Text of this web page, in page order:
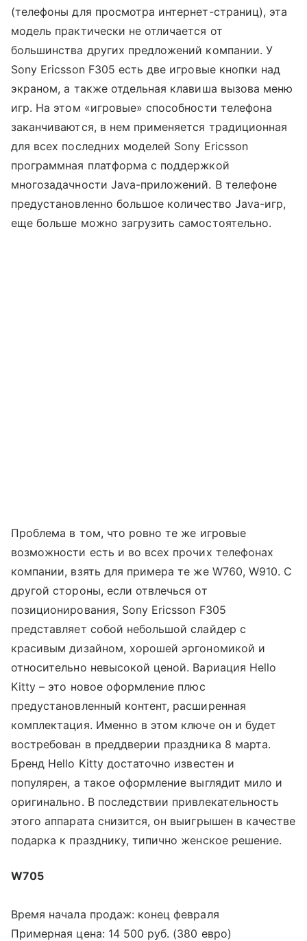
(телефоны для просмотра интернет-страниц), эта
модель практически не отличается от
большинства других предложений компании. У
Sony Ericsson F305 есть две игровые кнопки над
экраном, а также отдельная клавиша вызова меню
игр. На этом «игровые» способности телефона
заканчиваются, в нем применяется традиционная
для всех последних моделей Sony Ericsson
программная платформа с поддержкой
многозадачности Java-приложений. В телефоне
предустановленно большое количество Java-игр,
еще больше можно загрузить самостоятельно.
Проблема в том, что ровно те же игровые
возможности есть и во всех прочих телефонах
компании, взять для примера те же W760, W910. С
другой стороны, если отвлечься от
позиционирования, Sony Ericsson F305
представляет собой небольшой слайдер с
красивым дизайном, хорошей эргономикой и
относительно невысокой ценой. Вариация Hello
Kitty – это новое оформление плюс
предустановленный контент, расширенная
комплектация. Именно в этом ключе он и будет
востребован в преддверии праздника 8 марта.
Бренд Hello Kitty достаточно известен и
популярен, а такое оформление выглядит мило и
оригинально. В последствии привлекательность
этого аппарата снизится, он выигрышен в качестве
подарка к празднику, типично женское решение.
W705
Время начала продаж: конец февраля
Примерная цена: 14 500 руб. (380 евро)